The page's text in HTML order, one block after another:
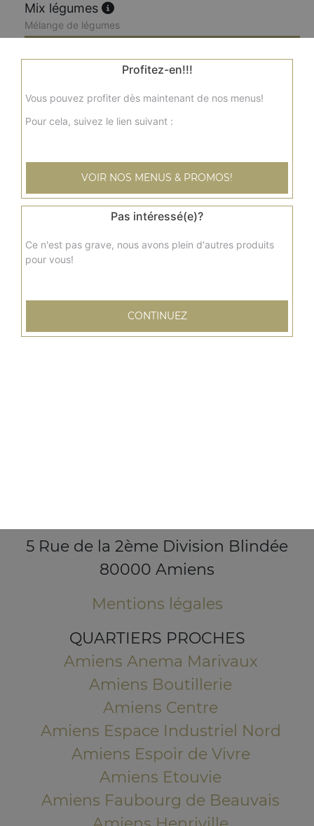
Mix légumes
Mélange de légumes
Aloo gobhi
Aloo chana
Pommes de terre et pois chiches
8.00€
Allo matar
5 Rue de la 2ème Division Blindée
80000 Amiens
Mentions légales
QUARTIERS PROCHES
Amiens Anema Marivaux
Amiens Boutillerie
Amiens Centre
Amiens Espace Industriel Nord
Amiens Espoir de Vivre
Amiens Etouvie
Amiens Faubourg de Beauvais
Profitez-en!!!
Vous pouvez profiter dès maintenant de nos menus!
Pour cela, suivez le lien suivant :
VOIR NOS MENUS & PROMOS!
Pas intéressé(e)?
Ce n'est pas grave, nous avons plein d'autres produits
pour vous!
CONTINUEZ